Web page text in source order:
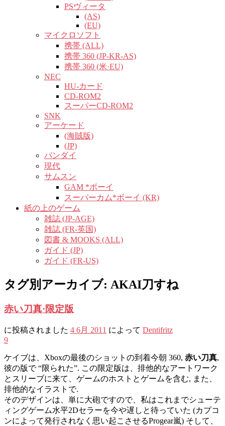
PSヴィータ
(AS)
(EU)
マイクロソフト
携帯 (ALL)
携帯 360 (JP-KR-AS)
携帯 360 (米·EU)
NEC
HU-カード
CD-ROM2
スーパーCD-ROM2
SNK
アーケード
(海賊版)
(JP)
バンダイ
現代
サムスン
GAM *ボーイ
スーパーカム*ボーイ (KR)
紙の上のゲーム
雑誌 (JP-AGE)
雑誌 (FR-英国)
図書 & MOOKS (ALL)
ガイド (JP)
ガイド (FR-US)
タグ別アーカイブ: AKAI刀すね
赤い刀真·限定版
に投稿されました 4 6月 2011 によって Dentifritz
9
ケイブは、Xboxの最後のショットの到着今朝 360, 赤い刀真,
彼の版で “限られた”. この限定版は、排他的なアートワーク
とスリーブに来て、ゲームのホストとゲームを含む, また、
排他的なイラストで.
そのデザインは、単に大砲ですので、私はこれまでシューテ
ィングゲーム水平2Dセラーを今や遅しと待っていた (カプコ
ンによって発行されなく思い起こさせるProgear嵐) そして、